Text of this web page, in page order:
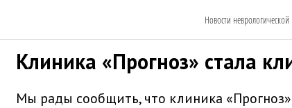
Новости
Клиника «Прогноз» и СПбГПМУ
Клиника «Прогноз» стала
Мы рады сообщить, что клиника